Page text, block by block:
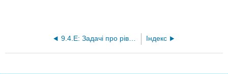
9.4.E: Задачі про рівномірну збіжність функцій та С-інтегралів Індекс